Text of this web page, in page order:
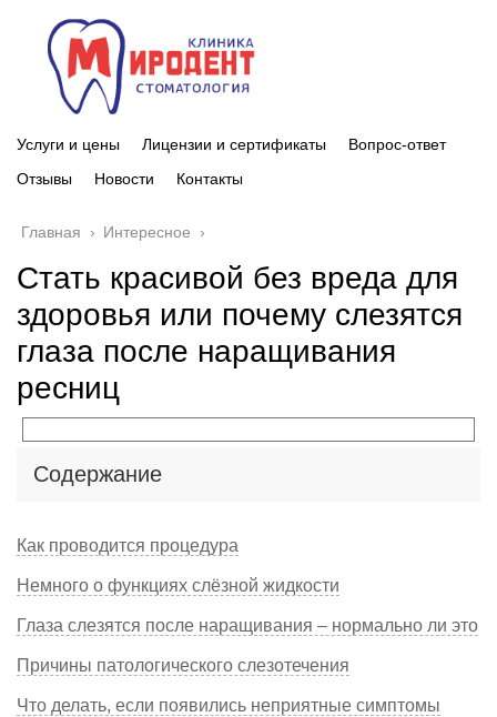
Услуги и цены Лицензии и сертификаты
Вопрос-ответ
Отзывы
Новости Контакты
Главная › Интересное ›
Стать красивой без вреда для
здоровья или почему слезятся
глаза после наращивания
ресниц
Содержание
Как проводится процедура
Немного о функциях слёзной жидкости
Глаза слезятся после наращивания – нормально ли это
Причины патологического слезотечения
Что делать, если появились неприятные симптомы